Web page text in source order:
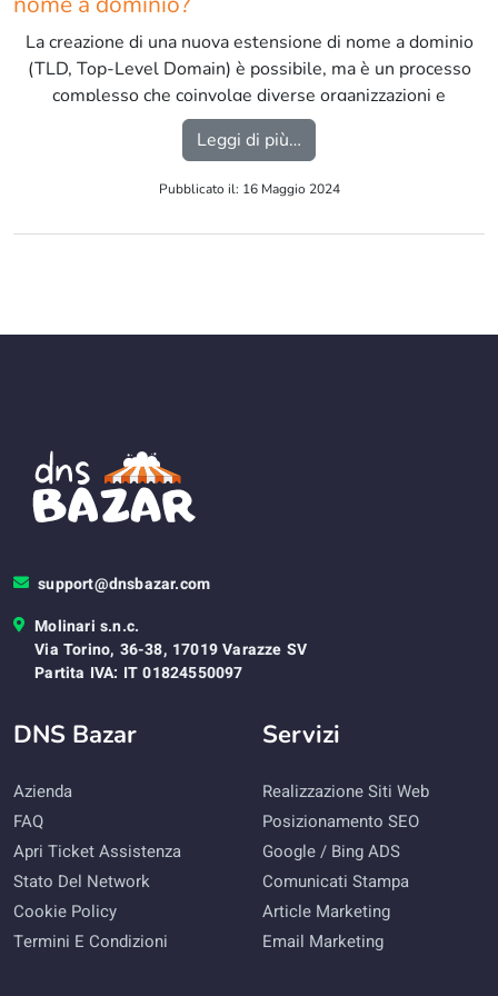
La creazione di una nuova estensione di nome a dominio
(TLD, Top-Level Domain) è possibile, ma è un processo
complesso che coinvolge diverse organizzazioni e
regolamentazioni. […]
Leggi di più…
Pubblicato il: 16 Maggio 2024
support@dnsbazar.com
Molinari s.n.c.
Via Torino, 36-38, 17019 Varazze SV
Partita IVA: IT 01824550097
DNS Bazar
Azienda
FAQ
Apri Ticket Assistenza
Stato Del Network
Cookie Policy
Termini E Condizioni
Servizi
Realizzazione Siti Web
Posizionamento SEO
Google / Bing ADS
Comunicati Stampa
Article Marketing
Email Marketing